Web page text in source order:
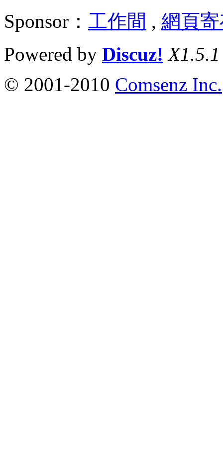
Sponsor： 工作間 , 網頁
Powered by Discuz! X1.5.1
© 2001-2010 Comsenz Inc.